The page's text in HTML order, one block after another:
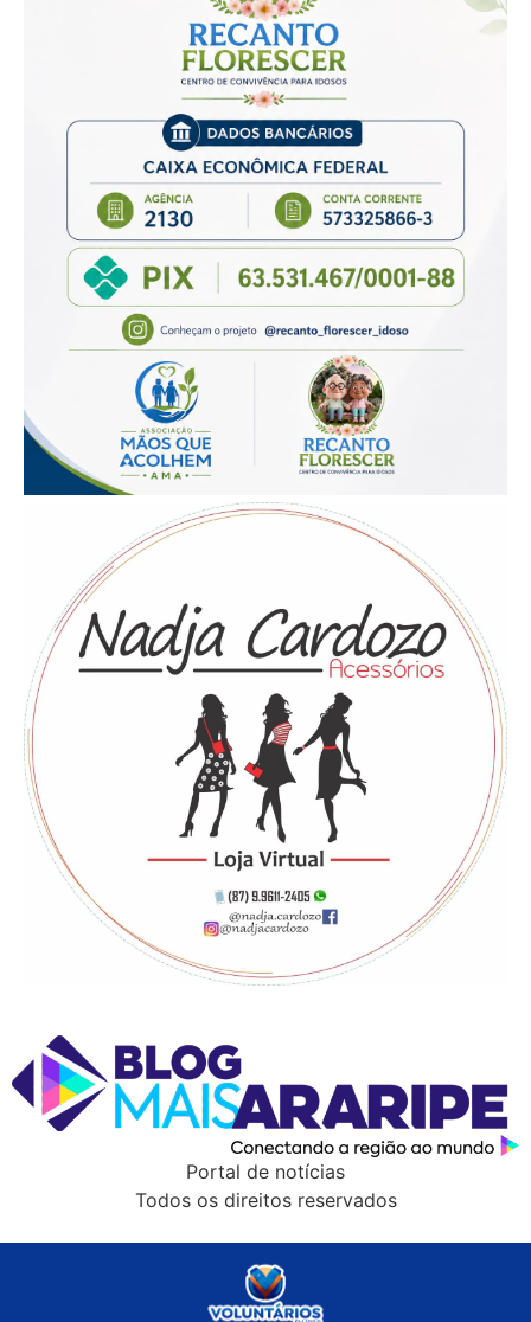
Portal de notícias
Todos os direitos reservados